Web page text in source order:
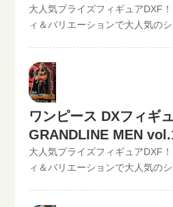
でもお買取り可能です！買取査
全て無料です。JANコード入力
下記のような入力方法でも仮買
まる。開催中の買取キャンペーン
1,000円（未開封の場合）
のワンピースDXフィギュアの最
仮買取査定金額に納得したら、
フォームからお申込みください
の宅配キットが届いたら、ダン
送るだけ。自宅から出ることな
のが売れます！宅配買取可能地
でもお買取り可能です！買取査
全て無料です。JANコード入力
取価格
大人気プライズフィギュアDXF
ィ＆バリエーションで大人気の
取中！！2022/06/07更新！《現
が遅れているものがありますが
は全て最新の相場で改めて買取
ください。》ワンピース DXフィ
GRANDLINE MEN vol.15 アーロ
円（未開封の場合）
ンピースDXフィギュアの最新買
ワンピース DXフィギ
GRANDLINE MEN
ー・タイガーの買取価
大人気プライズフィギュアDXF
ィ＆バリエーションで大人気の